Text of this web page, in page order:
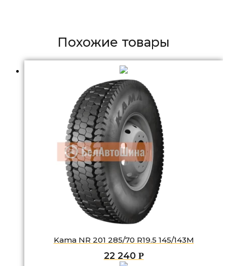
Похожие товары
Kama NR 201 285/70 R19.5 145/143M
22 240 Р